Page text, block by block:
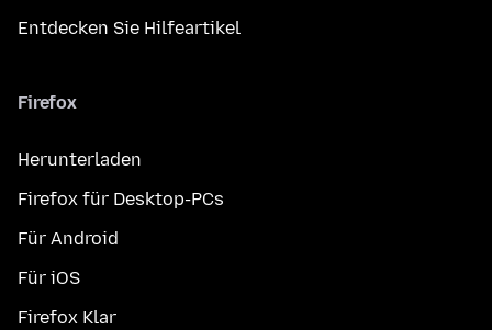
Entdecken Sie Hilfeartikel
Firefox
Herunterladen
Firefox für Desktop-PCs
Für Android
Für iOS
Firefox Klar